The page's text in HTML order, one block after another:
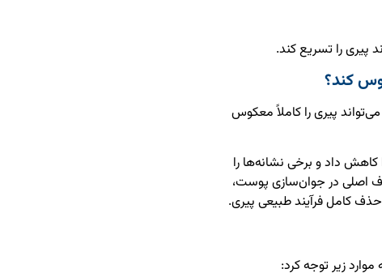
پیری را تسریع کند.
کند؟
پرسش مهم این است که آیا Cellular Rejuvenation می‌تواند پیری را کاملاً معکوس
داد و برخی نشانه‌ها را
اصلی در جوان‌سازی پوست،
کامل فرآیند طبیعی پیری.
زیر توجه کرد: